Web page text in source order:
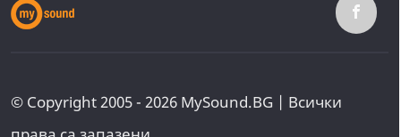
© Copyright 2005 - 2026 MySound.BG | Всички